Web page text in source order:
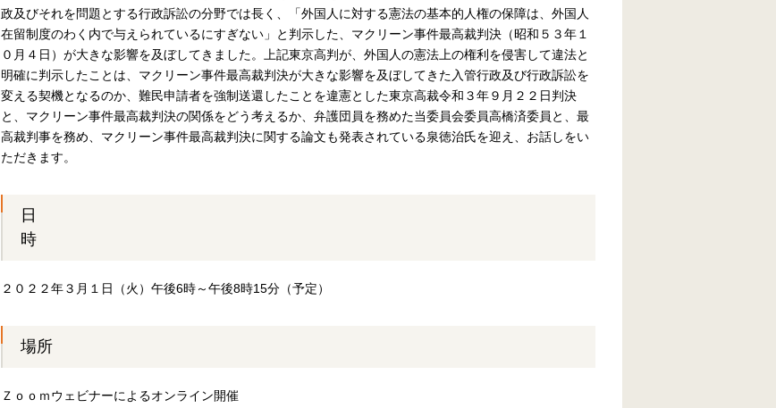
政及びそれを問題とする行政訴訟の分野では長く、「外国人に対する憲法の基本的人権の保障は、外国人
在留制度のわく内で与えられているにすぎない」と判示した、マクリーン事件最高裁判決（昭和５３年１
０月４日）が大きな影響を及ぼしてきました。上記東京高判が、外国人の憲法上の権利を侵害して違法と
明確に判示したことは、マクリーン事件最高裁判決が大きな影響を及ぼしてきた入管行政及び行政訴訟を
変える契機となるのか、難民申請者を強制送還したことを違憲とした東京高裁令和３年９月２２日判決
と、マクリーン事件最高裁判決の関係をどう考えるか、弁護団員を務めた当委員会委員高橋済委員と、最
高裁判事を務め、マクリーン事件最高裁判決に関する論文も発表されている泉徳治氏を迎え、お話しをい
ただきます。
日
時
２０２２年３月１日（火）午後6時～午後8時15分（予定）
場所
Ｚｏｏｍウェビナーによるオンライン開催